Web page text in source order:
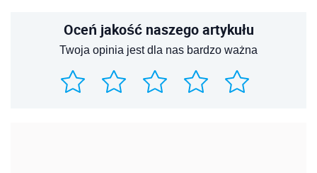
Oceń jakość naszego artykułu
Twoja opinia jest dla nas bardzo ważna